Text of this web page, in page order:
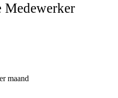
Medewerker
maand